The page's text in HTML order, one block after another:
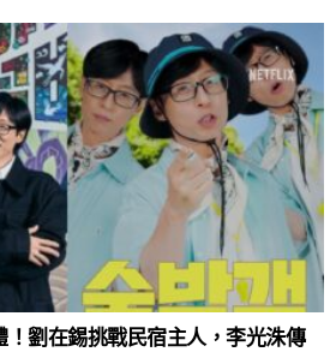
！劉在錫挑戰民宿主人，李光洙傳